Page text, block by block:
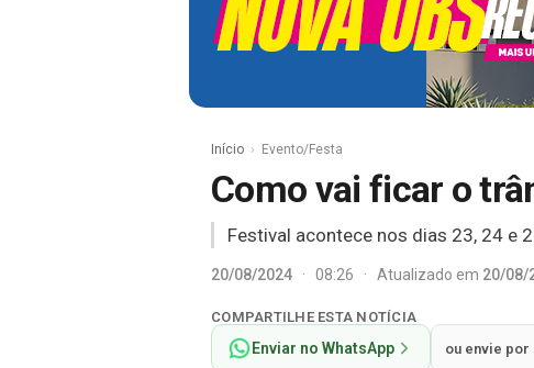
Início Evento/Festa
Como vai ficar o
Festival acontece nos dias 23, 24 e
20/08/2024 · 08:26 · Atualizado em 20/08/
COMPARTILHE ESTA NOTÍCIA
Enviar no WhatsApp ou envie por